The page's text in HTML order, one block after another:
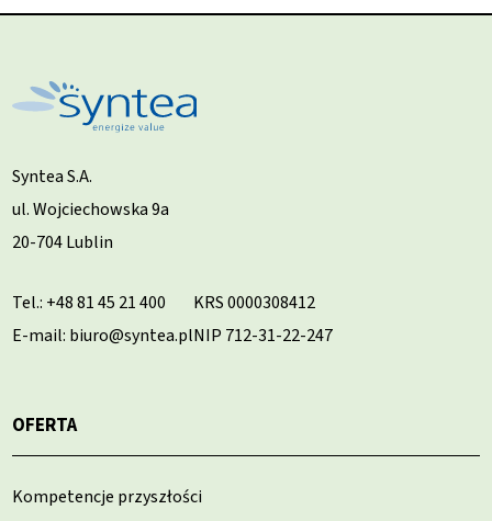
Syntea S.A.
ul. Wojciechowska 9a
20-704 Lublin
Tel.: +48 81 45 21 400
E-mail: biuro@syntea.pl
KRS 0000308412
NIP 712-31-22-247
OFERTA
Kompetencje przyszłości